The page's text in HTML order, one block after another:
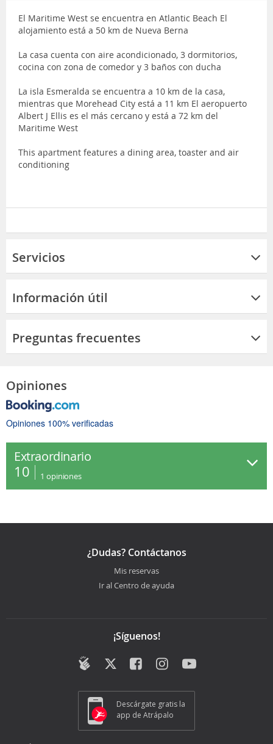
El Maritime West se encuentra en Atlantic Beach El
alojamiento está a 50 km de Nueva Berna
La casa cuenta con aire acondicionado, 3 dormitorios,
cocina con zona de comedor y 3 baños con ducha
La isla Esmeralda se encuentra a 10 km de la casa,
mientras que Morehead City está a 11 km El aeropuerto
Albert J Ellis es el más cercano y está a 72 km del
Maritime West
This apartment features a dining area, toaster and air
conditioning
Servicios
Información útil
Preguntas frecuentes
Opiniones
Opiniones 100% verificadas
Extraordinario
10 1 opiniones
¿Dudas? Contáctanos
Mis reservas
Ir al Centro de ayuda
¡Síguenos!
Descárgate gratis la
app de Atrápalo